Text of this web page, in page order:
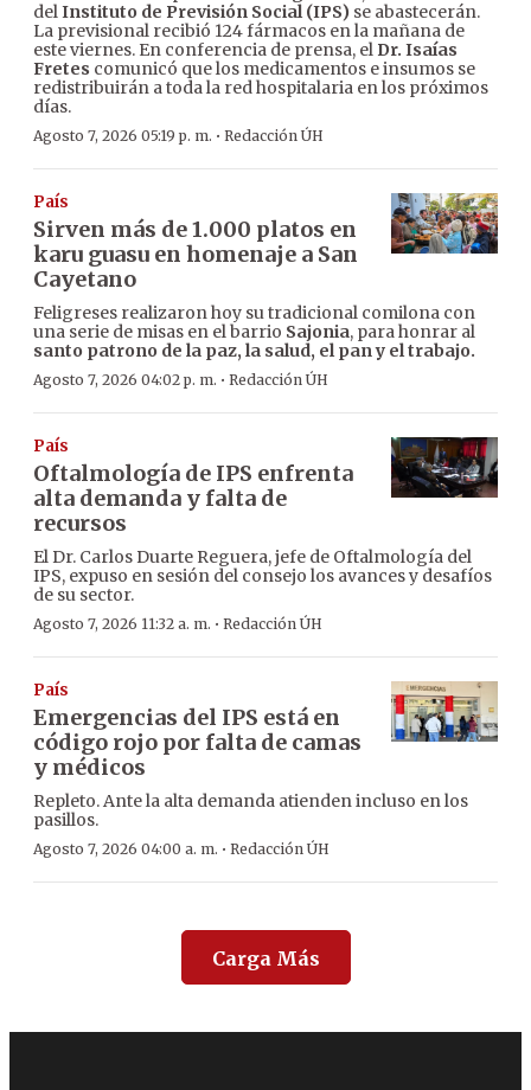
delInstituto de Previsión Social (IPS) se abastecerán.
La previsional recibió 124 fármacos en la mañana de
este viernes. En conferencia de prensa, el Dr. Isaías
Fretes comunicó que los medicamentos e insumos se
redistribuirán a toda la red hospitalaria en los próximos
días.
Agosto 7, 2026 05:19 p. m. · Redacción ÚH
País
Sirven más de 1.000 platos en
karu guasu en homenaje a San
Cayetano
Feligreses realizaron hoy su tradicional comilona con
una serie de misas en el barrio Sajonia, para honrar al
santo patrono de la paz, la salud, el pan y el trabajo.
Agosto 7, 2026 04:02 p. m. · Redacción ÚH
País
Oftalmología de IPS enfrenta
alta demanda y falta de
recursos
El Dr. Carlos Duarte Reguera, jefe de Oftalmología del
IPS, expuso en sesión del consejo los avances y desafíos
de su sector.
Agosto 7, 2026 11:32 a. m. · Redacción ÚH
País
Emergencias del IPS está en
código rojo por falta de camas
y médicos
Repleto. Ante la alta demanda atienden incluso en los
pasillos.
Agosto 7, 2026 04:00 a. m. · Redacción ÚH
Carga Más